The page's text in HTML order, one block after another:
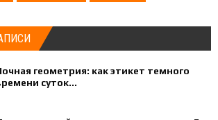
геометрия: как этикет темного
суток...